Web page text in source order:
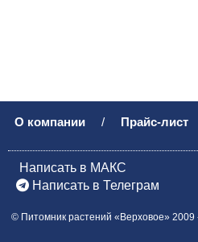
О компании / Прайс-лист
Написать в МАКС
Написать в Телеграм
© Питомник растений «Верховое» 2009